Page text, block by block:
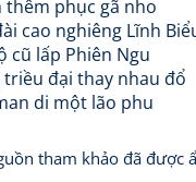
thêm phục gã nho
cao nghiêng Lĩnh
cũ lấp Phiên Ngu
đại thay nhau đổ
di một lão phu
tham khảo đã được